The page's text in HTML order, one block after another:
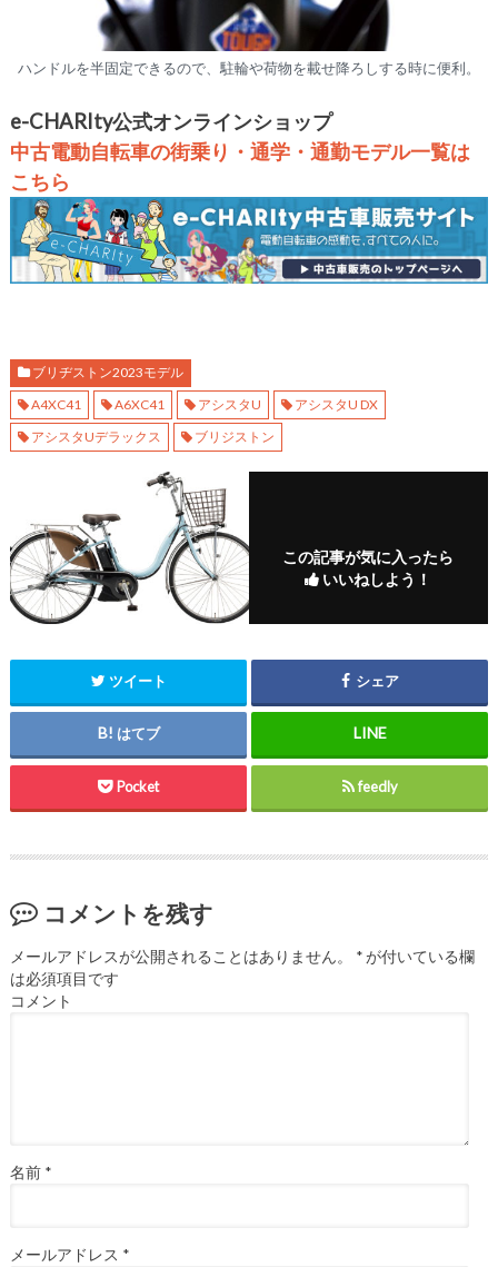
ハンドルを半固定できるので、駐輪や荷物を載せ降ろしする時に便利。
e-CHARIty公式オンラインショップ
中古電動自転車の街乗り・通学・通勤モデル一覧は
こちら
ブリヂストン2023モデル
A4XC41
A6XC41 アシスタU
アシスタU DX
アシスタUデラックス
ブリジストン
この記事が気に入ったら
いいねしよう！
ツイート シェア
はてブ
Pocket feedly
コメントを残す
メールアドレスが公開されることはありません。 *が付いている欄
は必須項目です
コメント
名前 *
メールアドレス *